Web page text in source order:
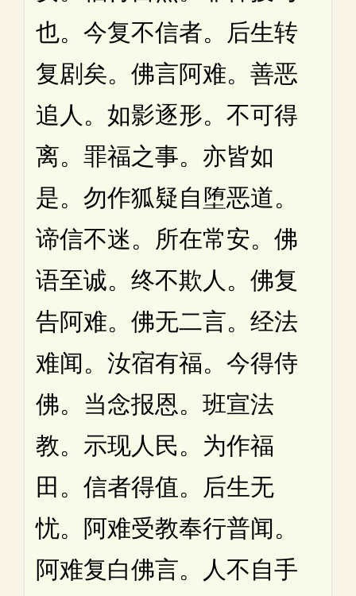
也。今复不信者。后生转
复剧矣。佛言阿难。善恶
追人。如影逐形。不可得
离。罪福之事。亦皆如
是。勿作狐疑自堕恶道。
谛信不迷。所在常安。佛
语至诚。终不欺人。佛复
告阿难。佛无二言。经法
难闻。汝宿有福。今得侍
佛。当念报恩。班宣法
教。示现人民。为作福
田。信者得值。后生无
忧。阿难受教奉行普闻。
阿难复白佛言。人不自手